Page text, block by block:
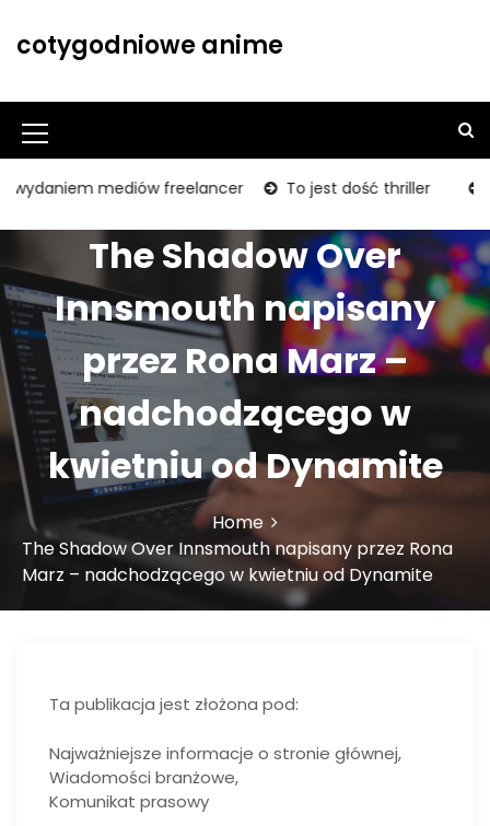
t
c
t
t
cotygodniowe anime
M
e
n
I
c
o
n
mediów freelancer To jest dość thriller
The Shadow Over
Innsmouth napisany
przez Rona Marz –
nadchodzącego w
kwietniu od Dynamite
Home
The Shadow Over Innsmouth napisany przez Rona
Marz – nadchodzącego w kwietniu od Dynamite
Ta publikacja jest złożona pod:
Najważniejsze informacje o stronie głównej,
Wiadomości branżowe,
Komunikat prasowy